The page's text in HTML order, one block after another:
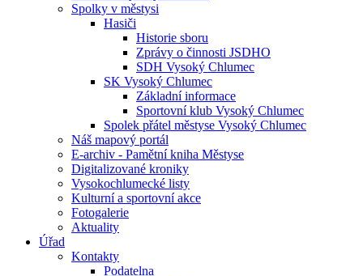
Spolky v městysi
Hasiči
Historie sboru
Zprávy o činnosti JSDHO
SDH Vysoký Chlumec
SK Vysoký Chlumec
Základní informace
Sportovní klub Vysoký Chlumec
Spolek přátel městyse Vysoký Chlumec
Náš mapový portál
E-archiv - Pamětní kniha Městyse
Digitalizované kroniky
Vysokochlumecké listy
Kulturní a sportovní akce
Fotogalerie
Aktuality
Úřad
Kontakty
Podatelna